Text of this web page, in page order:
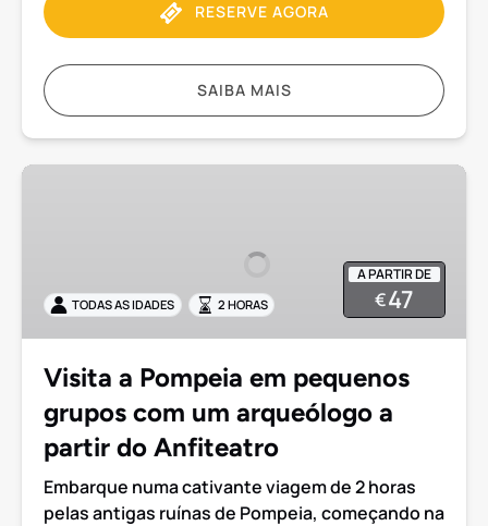
RESERVE AGORA
SAIBA MAIS
Visita
grupos
com
arqueólogo
partir
Anfiteatro
A PARTIR DE
€47
TODAS AS IDADES 2 HORAS
Visita a Pompeia em pequenos
grupos com um arqueólogo a
partir do Anfiteatro
Embarque numa cativante viagem de 2 horas
pelas antigas ruínas de Pompeia, começando na